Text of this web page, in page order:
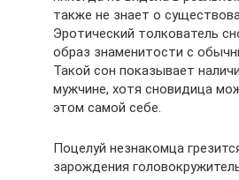
также не знает о
Эротический толкователь
образ знаменитости с
Такой сон показывает
мужчине, хотя сновидица
этом самой себе.
Поцелуй незнакомца
зарождения